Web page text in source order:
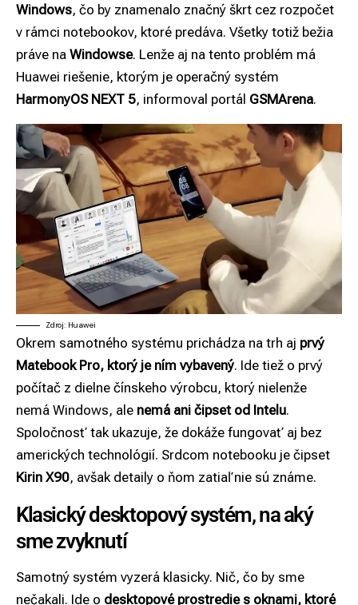
Windows, čo by znamenalo značný škrt cez rozpočet
v rámci notebookov, ktoré predáva. Všetky totiž bežia
práve na Windowse. Lenže aj na tento problém má
Huawei riešenie, ktorým je operačný systém
HarmonyOS NEXT 5, informoval portál GSMArena.
Zdroj: Huawei
Okrem samotného systému prichádza na trh aj prvý
Matebook Pro, ktorý je ním vybavený. Ide tiež o prvý
počítač z dielne čínskeho výrobcu, ktorý nielenže
nemá Windows, ale nemá ani čipset od Intelu.
Spoločnosť tak ukazuje, že dokáže fungovať aj bez
amerických technológií. Srdcom notebooku je čipset
Kirin X90, avšak detaily o ňom zatiaľ nie sú známe.
Klasický desktopový systém, na aký
sme zvyknutí
Samotný systém vyzerá klasicky. Nič, čo by sme
nečakali. Ide o desktopové prostredie s oknami, ktoré